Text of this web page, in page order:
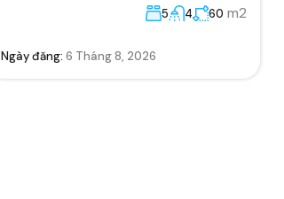
5 4 60 m2
Ngày đăng: 6 Tháng 8, 2026